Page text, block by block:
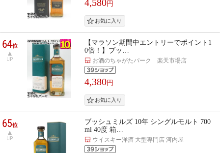
4,580円
64位
UP
【マラソン期間中エントリーでポイント1
0倍！】ブッ…
お酒のちゃがたパーク 楽天市場店
4,380円
65位
UP
ブッシュミルズ 10年 シングルモルト 700
ml 40度 箱…
ウイスキー洋酒 大型専門店 河内屋